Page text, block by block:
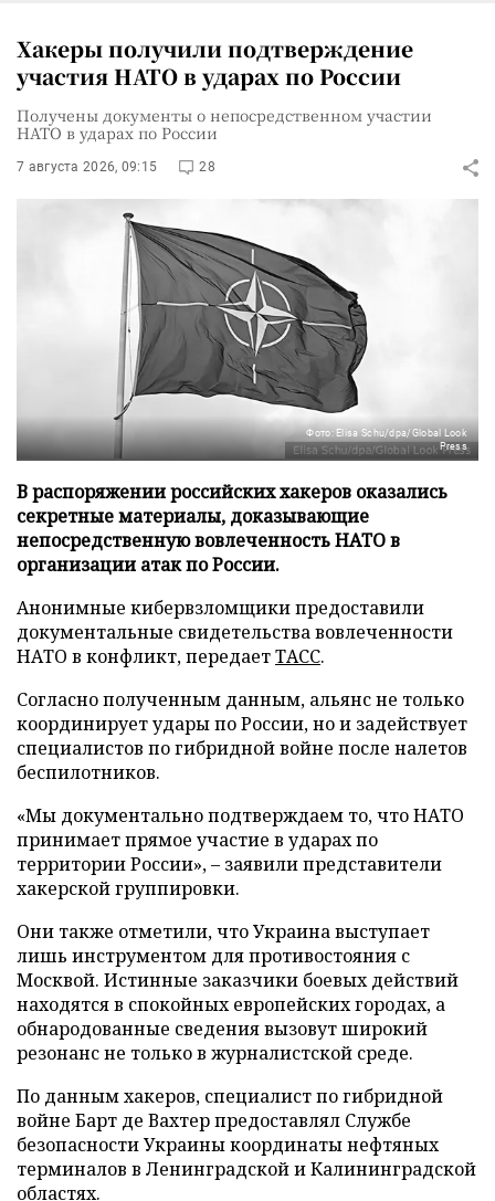
Хакеры получили подтверждение
участия НАТО в ударах по России
Получены документы о непосредственном участии
НАТО в ударах по России
7 августа 2026, 09:15 28
Фото: Elisa Schu/dpa/Global Look
Press
В распоряжении российских хакеров оказались
секретные материалы, доказывающие
непосредственную вовлеченность НАТО в
организации атак по России.
Анонимные кибервзломщики предоставили
документальные свидетельства вовлеченности
НАТО в конфликт, передаетТАСС.
Согласно полученным данным, альянс не только
координирует удары по России, но и задействует
специалистов по гибридной войне после налетов
беспилотников.
«Мы документально подтверждаем то, что НАТО
принимает прямое участие в ударах по
территории России», – заявили представители
хакерской группировки.
Они также отметили, что Украина выступает
лишь инструментом для противостояния с
Москвой. Истинные заказчики боевых действий
находятся в спокойных европейских городах, а
обнародованные сведения вызовут широкий
резонанс не только в журналистской среде.
По данным хакеров, специалист по гибридной
войне Барт де Вахтер предоставлял Службе
безопасности Украины координаты нефтяных
терминалов в Ленинградской и Калининградской
областях.